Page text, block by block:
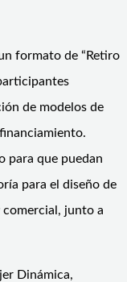
formato de “Retiro
de modelos de
para que puedan
para el diseño de
comercial, junto a
Dinámica,